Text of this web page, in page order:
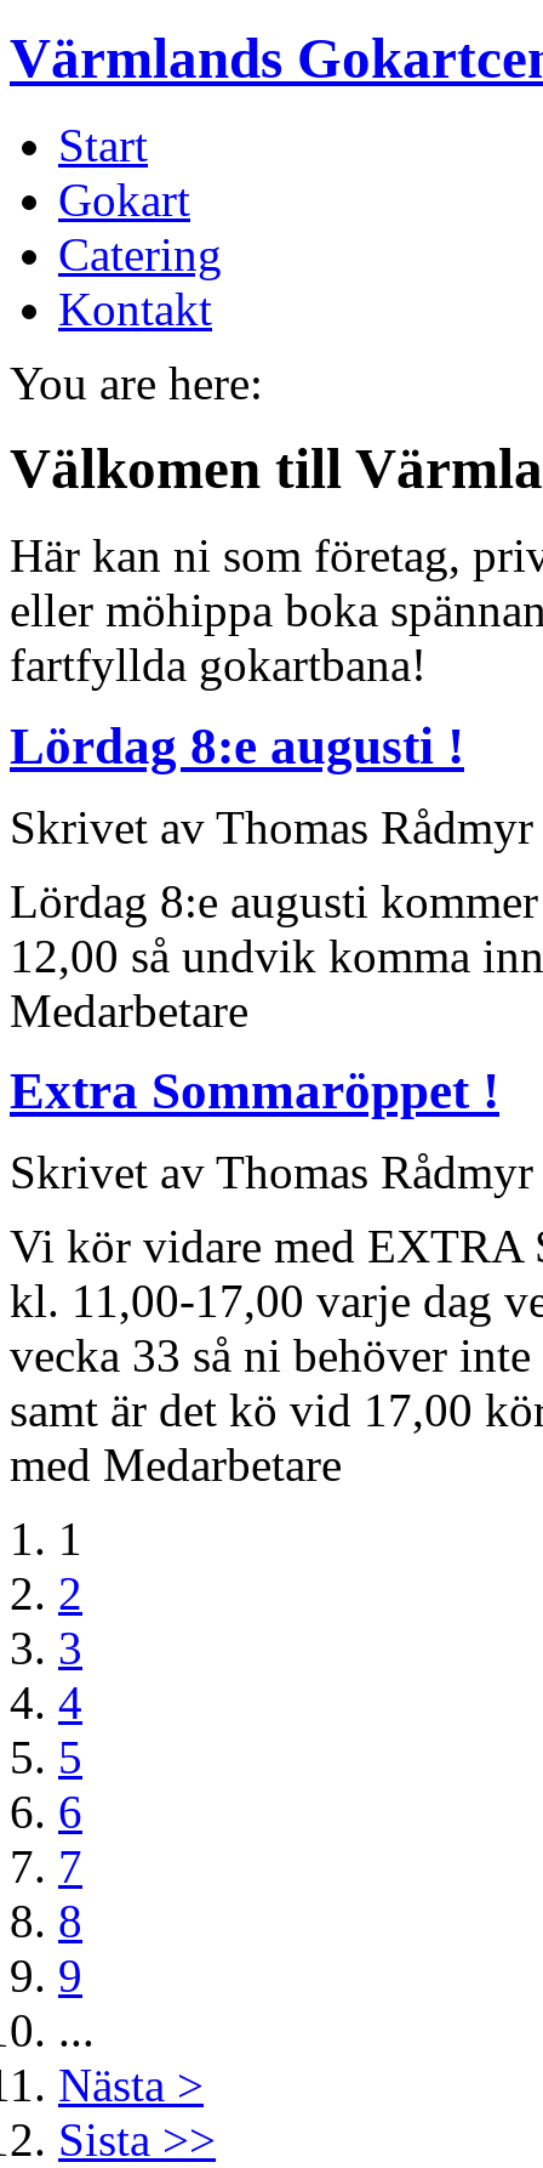
Värmlands
Start
Gokart
Catering
Kontakt
You are here:
Välkomen till
Här kan ni som företag,
eller möhippa boka
fartfyllda gokartbana!
Lördag 8:e augusti !
Skrivet av Thomas
Lördag 8:e augusti
12,00 så undvik komma
Medarbetare
Extra Sommaröppet !
Skrivet av Thomas
Vi kör vidare med
kl. 11,00-17,00 varje dag
vecka 33 så ni behöver
samt är det kö vid 17,00
med Medarbetare
1
2
3
4
5
6
7
8
9
...
Nästa >
Sista >>